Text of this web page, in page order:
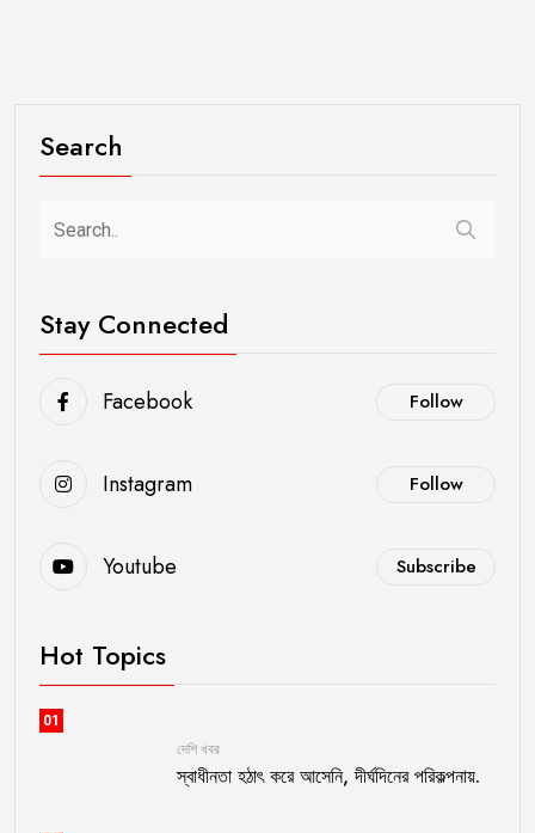
Search
Stay Connected
Facebook Follow
Instagram Follow
Youtube Subscribe
Hot Topics
01
দেশি খবর
স্বাধীনতা হঠাৎ করে আসেনি, দীর্ঘদিনের পরিকল্পনায়.